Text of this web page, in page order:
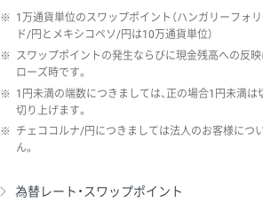
※ 1万通貨単位のスワップポイント（ハンガリーフォ
ド/円とメキシコペソ/円は10万通貨単位）
※ スワップポイントの発生ならびに現金残高への反
ローズ時です。
※ 1円未満の端数につきましては、正の場合1円未満は
切り上げます。
※ チェココルナ/円につきましては法人のお客様につ
ん。
為替レート・スワップポイント